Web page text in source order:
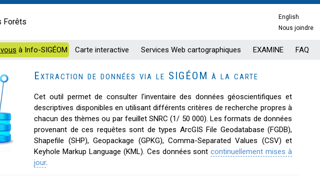
Forêts
English
Nous joindre
à Info-SIGÉOM Carte interactive Services Web cartographiques EXAMINE FAQ
Extraction de données via le SIGÉOM à la carte
Cet outil permet de consulter l'inventaire des données géoscientifiques et
descriptives disponibles en utilisant différents critères de recherche propres à
chacun des thèmes ou par feuillet SNRC (1/ 50 000). Les formats de données
provenant de ces requêtes sont de types ArcGIS File Geodatabase (FGDB),
Shapefile (SHP), Geopackage (GPKG), Comma-Separated Values (CSV) et
Keyhole Markup Language (KML). Ces données sontcontinuellement mises à
jour.